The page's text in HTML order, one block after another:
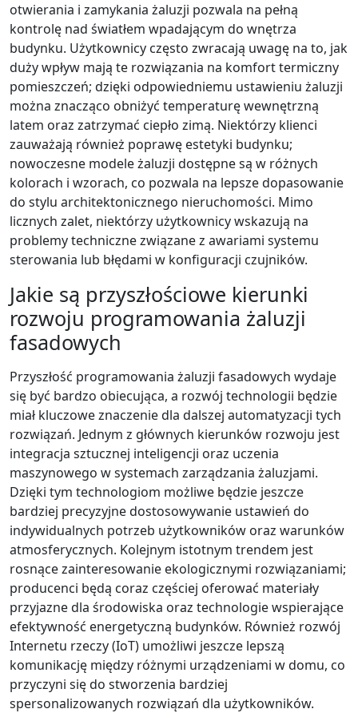
otwierania i zamykania żaluzji pozwala na pełną
kontrolę nad światłem wpadającym do wnętrza
budynku. Użytkownicy często zwracają uwagę na to, jak
duży wpływ mają te rozwiązania na komfort termiczny
pomieszczeń; dzięki odpowiedniemu ustawieniu żaluzji
można znacząco obniżyć temperaturę wewnętrzną
latem oraz zatrzymać ciepło zimą. Niektórzy klienci
zauważają również poprawę estetyki budynku;
nowoczesne modele żaluzji dostępne są w różnych
kolorach i wzorach, co pozwala na lepsze dopasowanie
do stylu architektonicznego nieruchomości. Mimo
licznych zalet, niektórzy użytkownicy wskazują na
problemy techniczne związane z awariami systemu
sterowania lub błędami w konfiguracji czujników.
Jakie są przyszłościowe kierunki
rozwoju programowania żaluzji
fasadowych
Przyszłość programowania żaluzji fasadowych wydaje
się być bardzo obiecująca, a rozwój technologii będzie
miał kluczowe znaczenie dla dalszej automatyzacji tych
rozwiązań. Jednym z głównych kierunków rozwoju jest
integracja sztucznej inteligencji oraz uczenia
maszynowego w systemach zarządzania żaluzjami.
Dzięki tym technologiom możliwe będzie jeszcze
bardziej precyzyjne dostosowywanie ustawień do
indywidualnych potrzeb użytkowników oraz warunków
atmosferycznych. Kolejnym istotnym trendem jest
rosnące zainteresowanie ekologicznymi rozwiązaniami;
producenci będą coraz częściej oferować materiały
przyjazne dla środowiska oraz technologie wspierające
efektywność energetyczną budynków. Również rozwój
Internetu rzeczy (IoT) umożliwi jeszcze lepszą
komunikację między różnymi urządzeniami w domu, co
przyczyni się do stworzenia bardziej
spersonalizowanych rozwiązań dla użytkowników.